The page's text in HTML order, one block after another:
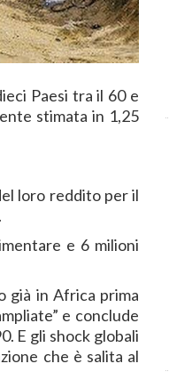
Paesi tra il 60 e
stimata in 1,25
loro reddito per il
e 6 milioni
già in Africa prima
e conclude
E gli shock globali
che è salita al